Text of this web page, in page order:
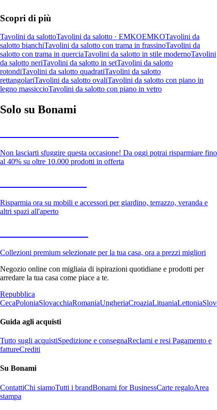
Scopri di più
Tavolini da salottoTavolini da salotto · EMKOEMKOTavolini da
salotto bianchiTavolini da salotto con trama in frassinoTavolini da
salotto con trama in querciaTavolini da salotto in stile modernoTavolini
da salotto neriTavolini da salotto in setTavolini da salotto
rotondiTavolini da salotto quadratiTavolini da salotto
rettangolariTavolini da salotto ovaliTavolini da salotto con piano in
legno massiccioTavolini da salotto con piano in vetro
Solo su Bonami
Non lasciarti sfuggire questa occasione! Da oggi potrai risparmiare fino
al 40% su oltre 10.000 prodotti in offerta
Risparmia ora su mobili e accessori per giardino, terrazzo, veranda e
altri spazi all'aperto
Collezioni premium selezionate per la tua casa, ora a prezzi migliori
Negozio online con migliaia di ispirazioni quotidiane e prodotti per
arredare la tua casa come piace a te.
Repubblica
CecaPoloniaSlovacchiaRomaniaUngheriaCroaziaLituaniaLettonia
Guida agli acquisti
Tutto sugli acquistiSpedizione e consegnaReclami e resi Pagamento e
fattureCrediti
Su Bonami
ContattiChi siamoTutti i brandBonami for BusinessCarte regaloArea
stampa